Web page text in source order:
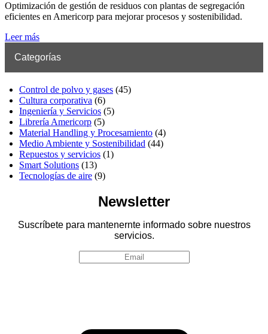
Optimización de gestión de residuos con plantas de segregación
eficientes en Americorp para mejorar procesos y sostenibilidad.
Leer más
Categorías
Control de polvo y gases (45)
Cultura corporativa (6)
Ingeniería y Servicios (5)
Librería Americorp (5)
Material Handling y Procesamiento (4)
Medio Ambiente y Sostenibilidad (44)
Repuestos y servicios (1)
Smart Solutions (13)
Tecnologías de aire (9)
Newsletter
Suscríbete para mantenernte informado sobre nuestros
servicios.